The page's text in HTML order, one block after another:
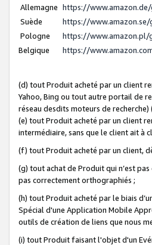
Allemagne https://
Suède
https://
Pologne
https://
Belgique
https://
(d) tout Produit acheté par un client
Yahoo, Bing ou tout autre portail de
réseau desdits moteurs de recherche)
(e) tout Produit acheté par un client
intermédiaire, sans que le client ait à
(f) tout Produit acheté par un client,
(g) tout achat de Produit qui n’est
pas correctement orthographiés ;
(h) tout Produit acheté par le biais
Spécial d'une Application Mobile
outils de création de liens que nous
(i) tout Produit faisant l'objet d'un